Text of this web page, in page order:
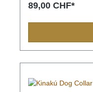
89,00 CHF*